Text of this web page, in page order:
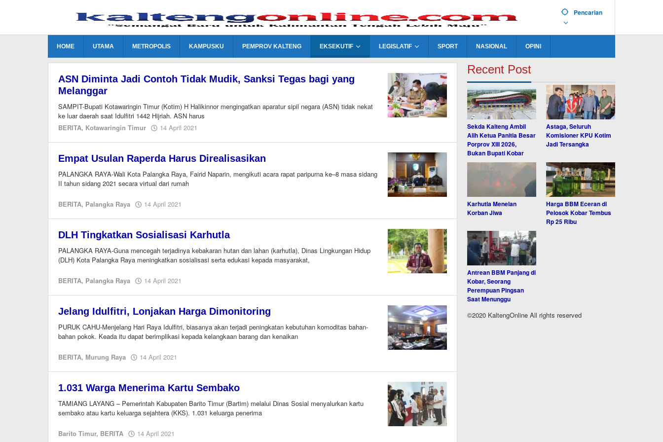
Pencarian
HOME UTAMA METROPOLIS KAMPUSKU PEMPROV KALTENG EKSEKUTIF LEGISLATIF SPORT NASIONAL OPINI
ASN Diminta Jadi Contoh Tidak Mudik, Sanksi Tegas bagi yang
Melanggar
SAMPIT-Bupati Kotawaringin Timur (Kotim) H Halikinnor mengingatkan aparatur sipil negara (ASN) tidak nekat
ke luar daerah saat Idulfitri 1442 Hijriah. ASN harus
BERITA, Kotawaringin Timur 14 April 2021
Empat Usulan Raperda Harus Direalisasikan
PALANGKA RAYA-Wali Kota Palangka Raya, Fairid Naparin, mengikuti acara rapat paripurna ke–8 masa sidang
II tahun sidang 2021 secara virtual dari rumah
BERITA, Palangka Raya 14 April 2021
DLH Tingkatkan Sosialisasi Karhutla
PALANGKA RAYA-Guna mencegah terjadinya kebakaran hutan dan lahan (karhutla), Dinas Lingkungan Hidup
(DLH) Kota Palangka Raya meningkatkan sosialisasi serta edukasi kepada masyarakat,
BERITA, Palangka Raya 14 April 2021
Jelang Idulfitri, Lonjakan Harga Dimonitoring
PURUK CAHU-Menjelang Hari Raya Idulfitri, biasanya akan terjadi peningkatan kebutuhan komoditas bahan-
bahan pokok. Keada itu dapat berimplikasi kepada kelangkaan barang dan kenaikan
BERITA, Murung Raya 14 April 2021
1.031 Warga Menerima Kartu Sembako
TAMIANG LAYANG – Pemerintah Kabupaten Barito Timur (Bartim) melalui Dinas Sosial menyalurkan kartu
sembako atau kartu keluarga sejahtera (KKS). 1.031 keluarga penerima
Barito Timur, BERITA 14 April 2021
Recent Post
Sekda Kalteng Ambil
Alih Ketua Panitia Besar
Porprov XIII 2026,
Bukan Bupati Kobar
Astaga, Seluruh
Komisioner KPU Kotim
Jadi Tersangka
Karhutla Menelan
Korban Jiwa
Harga BBM Eceran di
Pelosok Kobar Tembus
Rp 25 Ribu
Antrean BBM Panjang di
Kobar, Seorang
Perempuan Pingsan
Saat Menunggu
©2020 KaltengOnline All rights reserved